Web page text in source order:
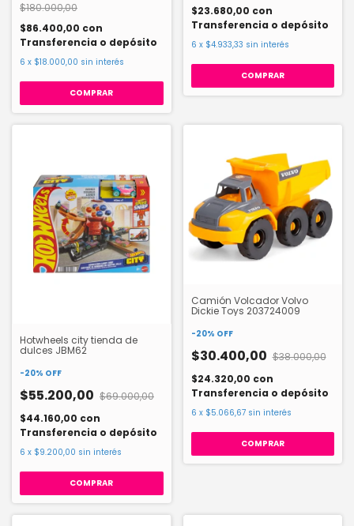
$180.000,00
$86.400,00 con
Transferencia o depósito
6 x $18.000,00 sin interés
$23.680,00 con
Transferencia o depósito
6 x $4.933,33 sin interés
COMPRAR
Hotwheels city tienda de
dulces JBM62
-20% OFF
$55.200,00 $69.000,00
$44.160,00 con
Transferencia o depósito
6 x $9.200,00 sin interés
Camión Volcador Volvo
Dickie Toys 203724009
-20% OFF
$30.400,00 $38.000,00
$24.320,00 con
Transferencia o depósito
6 x $5.066,67 sin interés